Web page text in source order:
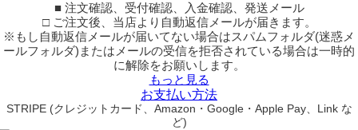
■ 注文確認、受付確認、入金確認、発送メール
□ ご注文後、当店より自動返信メールが届きます。
※もし自動返信メールが届いてない場合はスパムフォルダ(迷惑メ
ールフォルダ)またはメールの受信を拒否されている場合は一時的
に解除をお願いします。
もっと見る
お支払い方法
STRIPE (クレジットカード、Amazon・Google・Apple Pay、Link な
ど)